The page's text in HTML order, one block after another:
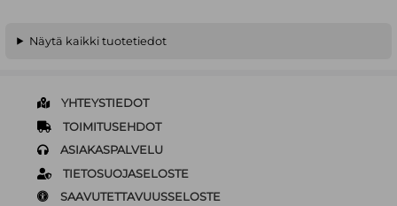
Näytä kaikki tuotetiedot
YHTEYSTIEDOT
TOIMITUSEHDOT
ASIAKASPALVELU
TIETOSUOJASELOSTE
SAAVUTETTAVUUSSELOSTE